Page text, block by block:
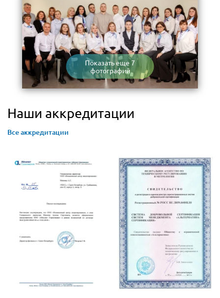
Показать еще 7
фотографий
Наши аккредитации
Все аккредитации